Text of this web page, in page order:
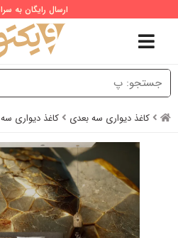
ارسال رایگان به
کاغذ دیواری سه بعدی کاغذ دیواری